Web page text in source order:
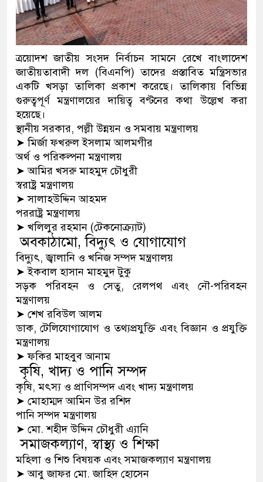
ত্রয়োদশ জাতীয় সংসদ নির্বাচন সামনে রেখেবাংলাদেশ
জাতীয়তাবাদী দল(বিএনপি) তাদের প্রস্তাবিত মন্ত্রিসভার
একটি খসড়া তালিকা প্রকাশ করেছে। তালিকায় বিভিন্ন
গুরুত্বপূর্ণ মন্ত্রণালয়ের দায়িত্ব বণ্টনের কথা উল্লেখ করা
হয়েছে।
স্থানীয় সরকার, পল্লী উন্নয়ন ও সমবায় মন্ত্রণালয়
➤মির্জা ফখরুল ইসলাম আলমগীর
অর্থ ও পরিকল্পনা মন্ত্রণালয়
➤আমির খসরু মাহমুদ চৌধুরী
স্বরাষ্ট্র মন্ত্রণালয়
➤সালাহউদ্দিন আহমদ
পররাষ্ট্র মন্ত্রণালয়
➤ খলিলুর রহমান (টেকনোক্র্যাট)
অবকাঠামো, বিদ্যুৎ ও যোগাযোগ
বিদ্যুৎ, জ্বালানি ও খনিজ সম্পদ মন্ত্রণালয়
➤ইকবাল হাসান মাহমুদ টুকু
সড়ক পরিবহন ও সেতু, রেলপথ এবং নৌ-পরিবহন
মন্ত্রণালয়
➤ শেখ রবিউল আলম
ডাক, টেলিযোগাযোগ ও তথ্যপ্রযুক্তি এবং বিজ্ঞান ও প্রযুক্তি
মন্ত্রণালয়
➤ফকির মাহবুব আনাম
কৃষি, খাদ্য ও পানি সম্পদ
কৃষি, মৎস্য ও প্রাণিসম্পদ এবং খাদ্য মন্ত্রণালয়
➤ মোহাম্মদ আমিন উর রশিদ
পানি সম্পদ মন্ত্রণালয়
➤ মো. শহীদ উদ্দিন চৌধুরী এ্যানি
সমাজকল্যাণ, স্বাস্থ্য ও শিক্ষা
মহিলা ও শিশু বিষয়ক এবং সমাজকল্যাণ মন্ত্রণালয়
➤আবু জাফর মো. জাহিদ হোসেন